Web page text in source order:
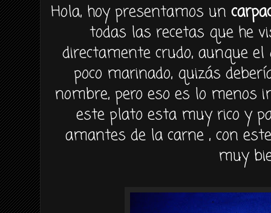
Hola, hoy presentamos un
todas las recetas que he
directamente crudo, aunque
poco marinado, quizás
nombre, pero eso es lo menos
este plato esta muy rico y
amantes de la carne , con
muy